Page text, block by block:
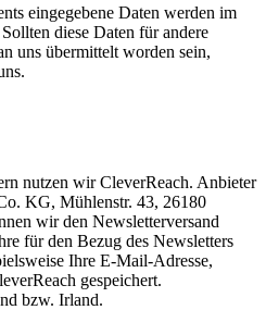
eingegebene Daten werden im
diese Daten für andere
uns übermittelt worden sein,
nutzen wir CleverReach. Anbieter
KG, Mühlenstr. 43, 26180
wir den Newsletterversand
für den Bezug des Newsletters
Ihre E-Mail-Adresse,
gespeichert.
bzw. Irland.